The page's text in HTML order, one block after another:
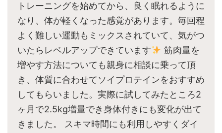
トレーニングを始めてから、良く眠れるように
なり、体が軽くなった感覚があります。毎回程
よく難しい運動もミックスされていて、気がつ
いたらレベルアップできています
筋肉量を
増やす方法についても親身に相談に乗って頂
き、体質に合わせてソイプロテインをおすすめ
してもらいました。実際に試してみたところ2
ヶ月で2.5kg増量でき身体付きにも変化が出て
きました。 スキマ時間にも利用しやすくダイ